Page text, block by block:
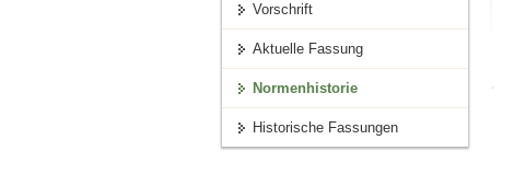
Vorschrift
Aktuelle Fassung
Normenhistorie
Historische Fassungen